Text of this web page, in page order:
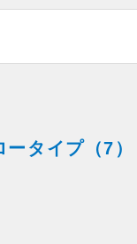
タイプ（7）